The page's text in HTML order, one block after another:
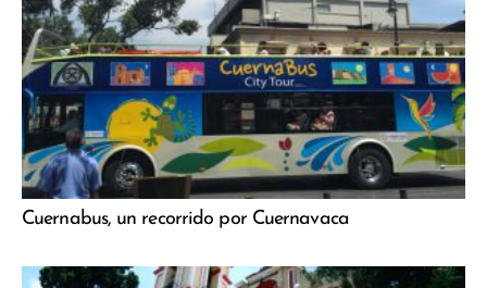
Cuernabus, un recorrido por Cuernavaca